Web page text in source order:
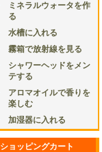
ミネラルウォータを作
る
水槽に入れる
霧箱で放射線を見る
シャワーヘッドをメン
テする
アロマオイルで香りを
楽しむ
加湿器に入れる
ショッピングカート